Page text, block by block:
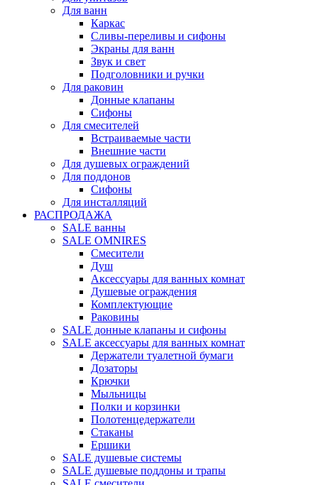
Для ванн
Каркас
Сливы-переливы и сифоны
Экраны для ванн
Звук и свет
Подголовники и ручки
Для раковин
Донные клапаны
Сифоны
Для смесителей
Встраиваемые части
Внешние части
Для душевых ограждений
Для поддонов
Сифоны
Для инсталляций
РАСПРОДАЖА
SALE ванны
SALE OMNIRES
Смесители
Душ
Аксессуары для ванных комнат
Душевые ограждения
Комплектующие
Раковины
SALE донные клапаны и сифоны
SALE аксессуары для ванных комнат
Держатели туалетной бумаги
Дозаторы
Крючки
Мыльницы
Полки и корзинки
Полотенцедержатели
Стаканы
Ершики
SALE душевые системы
SALE душевые поддоны и трапы